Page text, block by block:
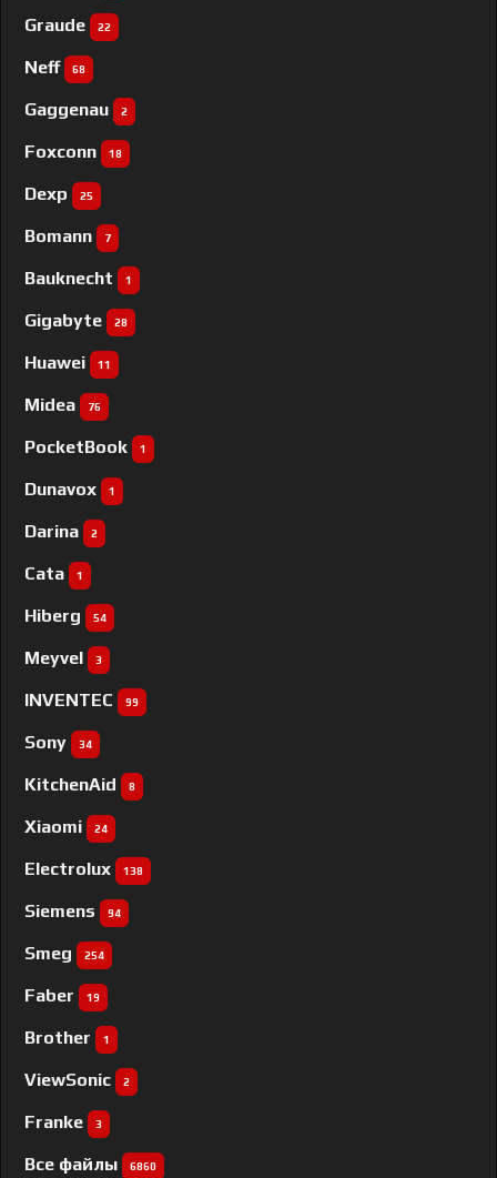
Graude 22
Neff 68
Gaggenau 2
Foxconn 18
Dexp 25
Bomann 7
Bauknecht 1
Gigabyte 28
Huawei 11
Midea 76
PocketBook 1
Dunavox 1
Darina 2
Cata 1
Hiberg 54
Meyvel 3
INVENTEC 99
Sony 34
KitchenAid 8
Xiaomi 24
Electrolux 138
Siemens 94
Smeg 254
Faber 19
Brother 1
ViewSonic 2
Franke 3
Все файлы 6860